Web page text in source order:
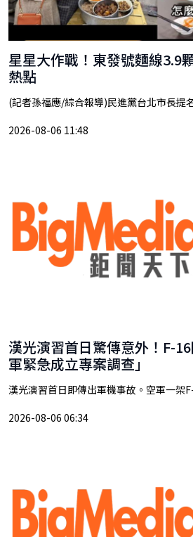
星星大作戰！東發號麵線
熱點
(記者孫福應/綜合報導)民進黨台北市長提
2026-08-06 11:48
漢光演習首日驚傳意外！F-
軍緊急成立專案調查」
漢光演習首日即傳出軍機事故。空軍一架
2026-08-06 06:34